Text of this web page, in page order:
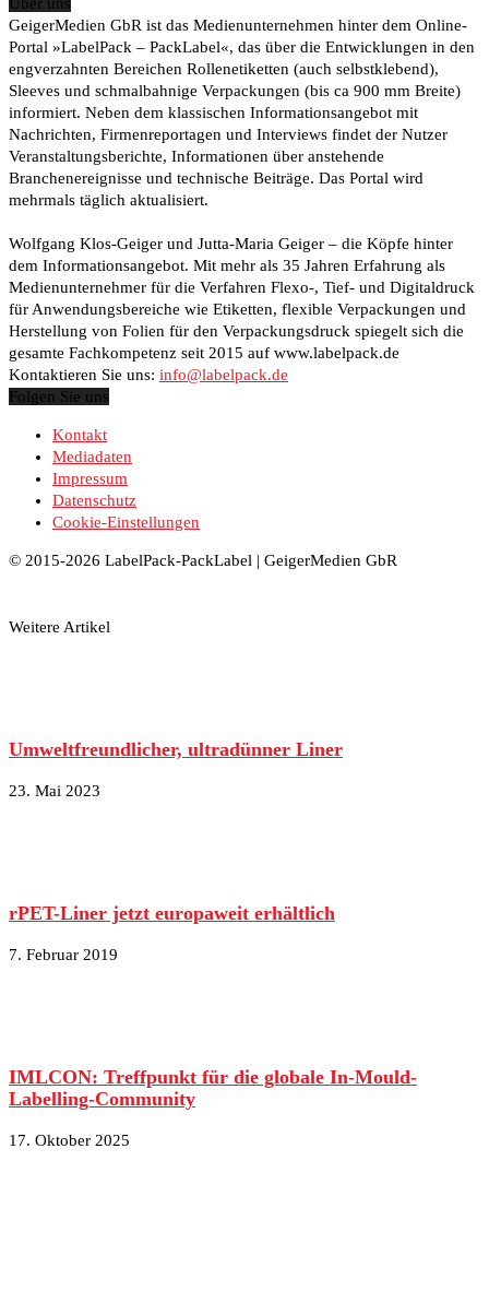
GeigerMedien GbR ist das Medienunternehmen hinter dem Online-
Portal »LabelPack – PackLabel«, das über die Entwicklungen in den
engverzahnten Bereichen Rollenetiketten (auch selbstklebend),
Sleeves und schmalbahnige Verpackungen (bis ca 900 mm Breite)
informiert. Neben dem klassischen Informationsangebot mit
Nachrichten, Firmenreportagen und Interviews findet der Nutzer
Veranstaltungsberichte, Informationen über anstehende
Branchenereignisse und technische Beiträge. Das Portal wird
mehrmals täglich aktualisiert.
Wolfgang Klos-Geiger und Jutta-Maria Geiger – die Köpfe hinter
dem Informationsangebot. Mit mehr als 35 Jahren Erfahrung als
Medienunternehmer für die Verfahren Flexo-, Tief- und Digitaldruck
für Anwendungsbereiche wie Etiketten, flexible Verpackungen und
Herstellung von Folien für den Verpackungsdruck spiegelt sich die
gesamte Fachkompetenz seit 2015 auf www.labelpack.de
Kontaktieren Sie uns: info@labelpack.de
Folgen Sie uns
Kontakt
Mediadaten
Impressum
Datenschutz
Cookie-Einstellungen
© 2015-2026 LabelPack-PackLabel | GeigerMedien GbR
Weitere Artikel
Umweltfreundlicher, ultradünner Liner
23. Mai 2023
rPET-Liner jetzt europaweit erhältlich
7. Februar 2019
IMLCON: Treffpunkt für die globale In-Mould-
Labelling-Community
17. Oktober 2025